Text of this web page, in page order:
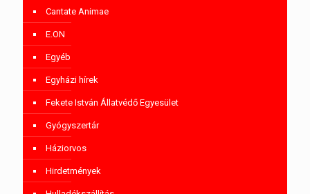
Cantate Animae
E.ON
Egyéb
Egyházi hírek
Fekete István Állatvédő Egyesület
Gyógyszertár
Háziorvos
Hirdetmények